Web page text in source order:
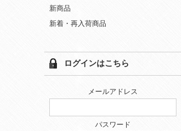
新商品
新着・再入荷商品
ログインはこちら
メールアドレス
パスワード